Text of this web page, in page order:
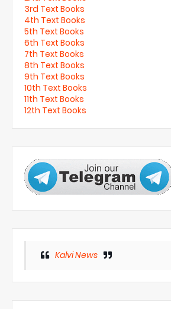
3rd Text Books
4th Text Books
5th Text Books
6th Text Books
7th Text Books
8th Text Books
9th Text Books
10th Text Books
11th Text Books
12th Text Books
Kalvi News